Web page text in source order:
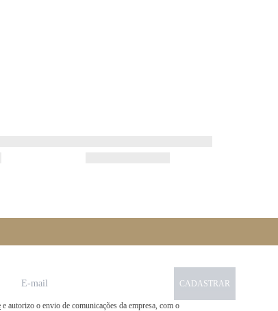
CADASTRAR
e autorizo o envio de comunicações da empresa, com o